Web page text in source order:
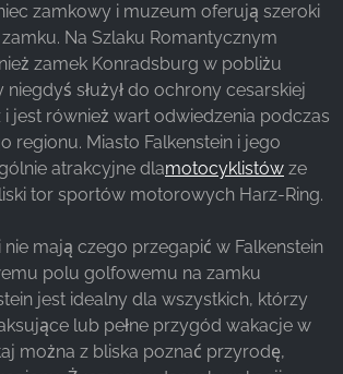
zamkowy i muzeum oferują szeroki
Na Szlaku Romantycznym
zamek Konradsburg w pobliżu
niegdyś służył do ochrony cesarskiej
i jest również wart odwiedzenia podczas
regionu. Miasto Falkenstein i jego
atrakcyjne dlamotocyklistów ze
tor sportów motorowych Harz-Ring.
mają czego przegapić w Falkenstein
polu golfowemu na zamku
jest idealny dla wszystkich, którzy
lub pełne przygód wakacje w
można z bliska poznać przyrodę,
_gac_gb_
dotyczących korzystania z